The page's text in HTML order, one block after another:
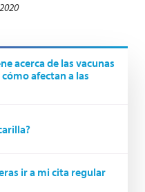
acerca de las vacunas
afectan a las
ir a mi cita regular